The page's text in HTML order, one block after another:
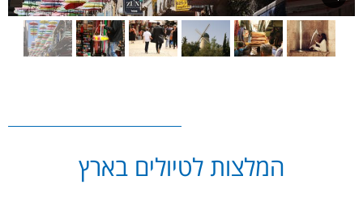
המלצות לטיולים בארץ